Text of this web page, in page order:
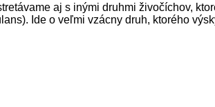
aj s inými druhmi živočíchov,
Ide o veľmi vzácny druh, ktorého